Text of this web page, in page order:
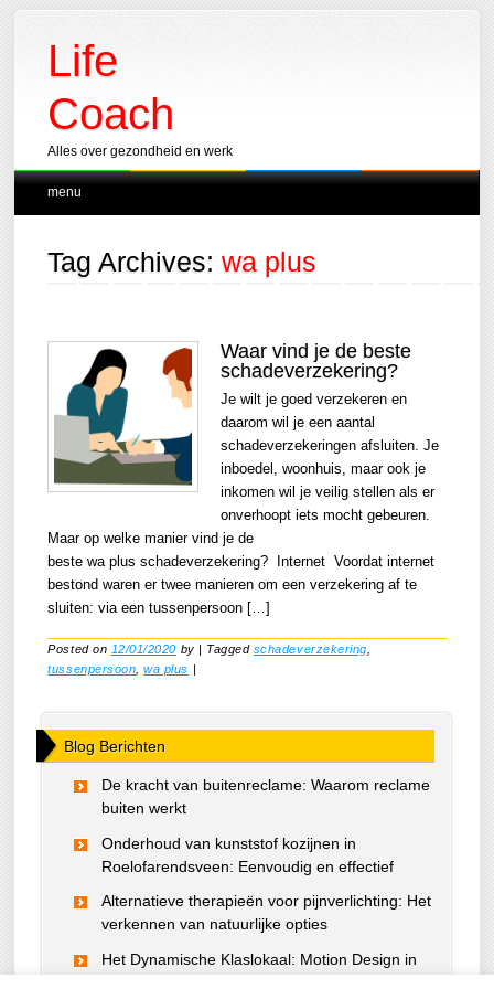
Life
Coach
Alles over gezondheid en werk
Main menu
Skip
menu
Tag Archives:wa plus
Waar vind je de beste
schadeverzekering?
Je wilt je goed verzekeren en
daarom wil je een aantal
schadeverzekeringen afsluiten. Je
inboedel, woonhuis, maar ook je
inkomen wil je veilig stellen als er
onverhoopt iets mocht gebeuren.
Maar op welke manier vind je de
beste wa plus schadeverzekering? Internet Voordat internet
bestond waren er twee manieren om een verzekering af te
sluiten: via een tussenpersoon […]
Posted on 12/01/2020 by | Tagged schadeverzekering
tussenpersoon ,wa plus |
Blog Berichten
De kracht van buitenreclame: Waarom reclame
buiten werkt
Onderhoud van kunststof kozijnen in
Roelofarendsveen: Eenvoudig en effectief
Alternatieve therapieën voor pijnverlichting: Het
verkennen van natuurlijke opties
Het Dynamische Klaslokaal: Motion Design in